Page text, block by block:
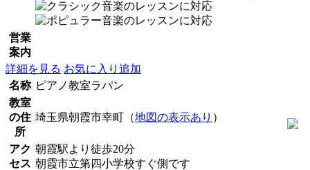
営業
案内
詳細を見る お気に入り追加
名称 ピアノ教室ラパン
教室
の住
所
埼玉県朝霞市幸町（地図の表示あり ）
アク
セス
朝霞駅より徒歩20分
朝霞市立第四小学校すぐ側です